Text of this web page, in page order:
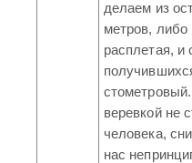
делаем из
метров, либо
расплетая, и
веревкой не
человека,
нас